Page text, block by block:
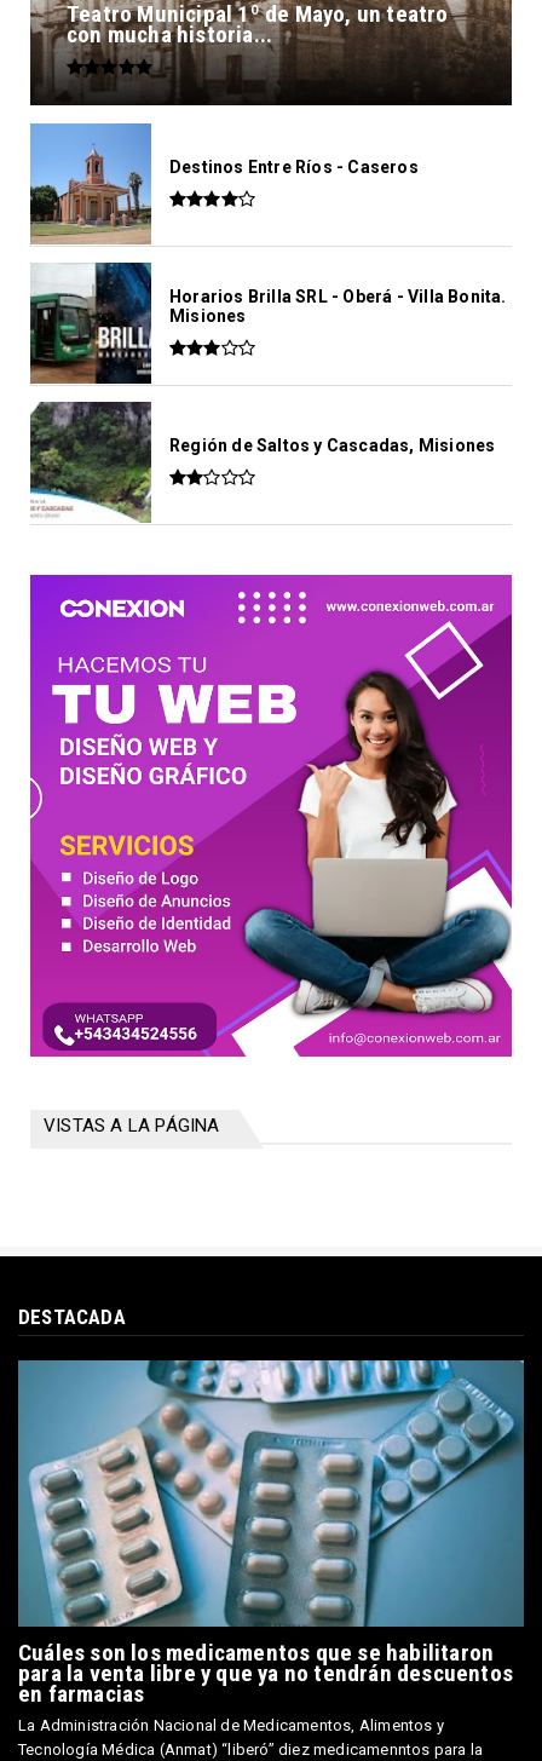
Teatro Municipal 1º de Mayo, un teatro
con mucha historia...
Destinos Entre Ríos - Caseros
Horarios Brilla SRL - Oberá - Villa Bonita.
Misiones
Región de Saltos y Cascadas, Misiones
VISTAS A LA PÁGINA
DESTACADA
Cuáles son los medicamentos que se habilitaron
para la venta libre y que ya no tendrán descuentos
en farmacias
La Administración Nacional de Medicamentos, Alimentos y
Tecnología Médica (Anmat) “liberó” diez medicamenntos para la